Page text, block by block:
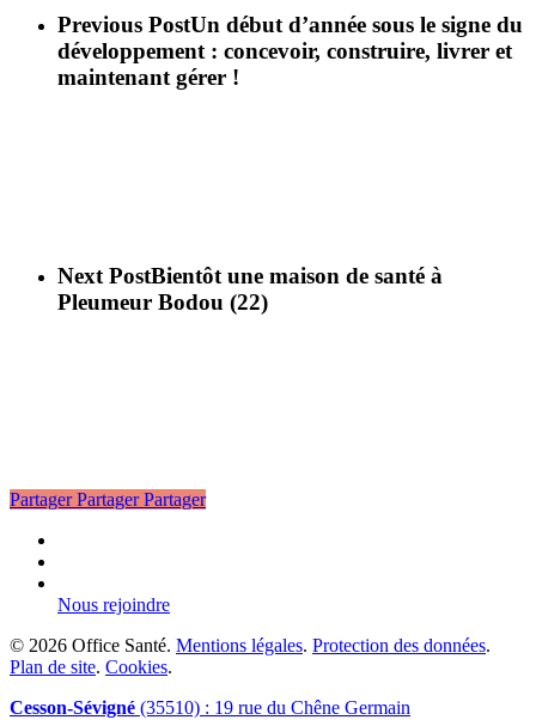
Previous PostUn début d’année sous le signe du
développement : concevoir, construire, livrer et
maintenant gérer !
Next PostBientôt une maison de santé à
Pleumeur Bodou (22)
Partager Partager Partager
Nous rejoindre
© 2026 Office Santé. Mentions légales. Protection des données.
Plan de site. Cookies.
Close
Cesson-Sévigné (35510) : 19 rue du Chêne Germain